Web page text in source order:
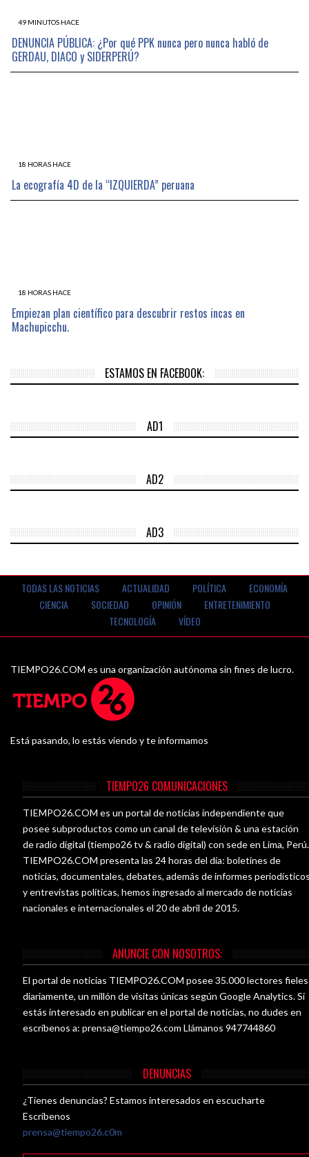
49 MINUTOS HACE
DENUNCIA PÚBLICA: ¿Por qué PPK nunca pero nunca habló de
GERDAU, DIACO y SIDERPERÚ?
18 HORAS HACE
La ecografía 4D de la “IZQUIERDA” peruana
18 HORAS HACE
Empiezan plan científico para descubrir restos incas en
Machupicchu.
ESTAMOS EN FACEBOOK:
AD1
AD2
AD3
TODAS LAS NOTICIAS ACTUALIDAD POLÍTICA
ECONOMÍA
CIENCIA
SOCIEDAD OPINIÓN
ENTRETENIMIENTO
TECNOLOGÍA
VÍDEO
TIEMPO26.COM es una organización autónoma sin fines de lucro.
Está pasando, lo estás viendo y te informamos
TIEMPO26 COMUNICACIONES
TIEMPO26.COM es un portal de noticias independiente que
posee subproductos como un canal de televisión & una estación
de radio digital (tiempo26 tv & radio digital) con sede en Lima, Perú.
TIEMPO26.COM presenta las 24 horas del día: boletines de
noticias, documentales, debates, además de informes
y entrevistas políticas, hemos ingresado al mercado de noticias
nacionales e internacionales el 20 de abril de 2015.
ANUNCIE CON NOSOTROS:
El portal de noticias TIEMPO26.COM posee 35.000 lectores fieles
diariamente, un millón de visitas únicas según Google Analytics. Si
estás interesado en publicar en el portal de noticias, no dudes en
escríbenos a:prensa@tiempo26.com Llámanos 947744860
DENUNCIAS
¿Tienes denuncias? Estamos interesados en escucharte
Escríbenos
prensa@tiempo26.c0m